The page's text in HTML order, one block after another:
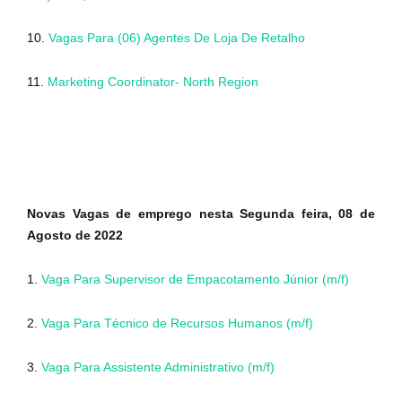
10. Vagas Para (06) Agentes De Loja De Retalho
11. Marketing Coordinator- North Region
Novas Vagas de emprego nesta Segunda feira, 08 de
Agosto de 2022
1. Vaga Para Supervisor de Empacotamento Júnior (m/f)
2. Vaga Para Técnico de Recursos Humanos (m/f)
3. Vaga Para Assistente Administrativo (m/f)